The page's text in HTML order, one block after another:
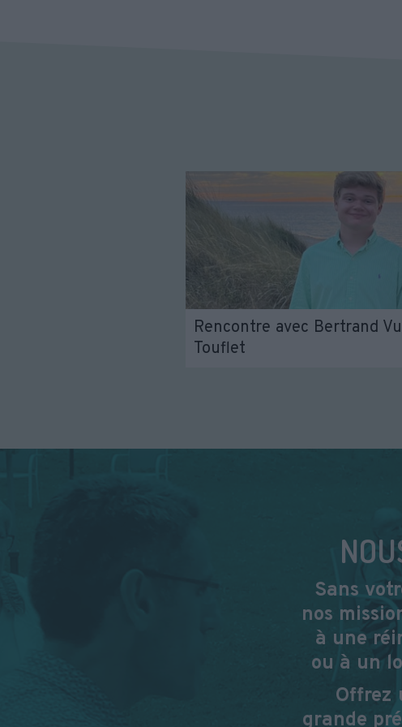
Rencontre avec Bertrand
Touflet
Sans
nos
à une
ou à un
Offrez
grande